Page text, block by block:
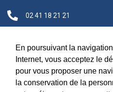
En poursuivant la
Internet, vous acceptez le
pour vous proposer une
la conservation de la
02 41 18 21 21
Siège social
Maréchal Foch,
49100 Angers